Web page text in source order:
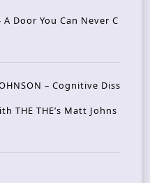
A Door You Can Never C
– Cognitive Diss
THE THE’s Matt Johns